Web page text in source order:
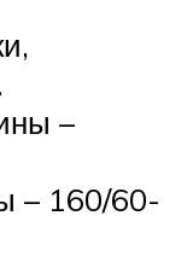
–
– 160/60-